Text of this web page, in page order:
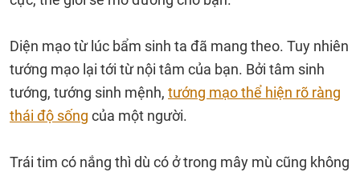
Diện mạo từ lúc bẩm sinh ta đã mang theo. Tuy nhiên
tướng mạo lại tới từ nội tâm của bạn. Bởi tâm sinh
tướng, tướng sinh mệnh, tướng mạo thể hiện rõ ràng
thái độ sống của một người.
Trái tim có nắng thì dù có ở trong mây mù cũng không